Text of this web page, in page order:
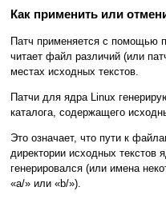
Как применить или
Патч применяется с помощью
читает файл различий (или
местах исходных текстов.
Патчи для ядра Linux
каталога, содержащего
Это означает, что пути к
директории исходных текстов
генерировался (или имена
«a/» или «b/»).